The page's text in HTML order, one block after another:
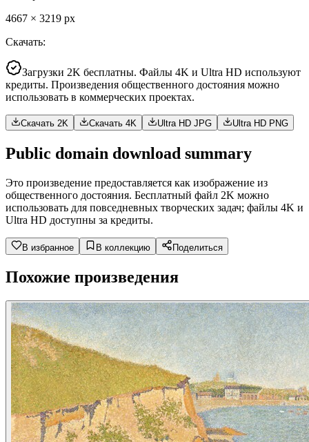
4667 × 3219 px
Скачать:
Загрузки 2K бесплатны. Файлы 4K и Ultra HD используют
кредиты. Произведения общественного достояния можно
использовать в коммерческих проектах.
Скачать 2K Скачать 4K Ultra HD JPG Ultra HD PNG
Public domain download summary
Это произведение предоставляется как изображение из
общественного достояния. Бесплатный файл 2K можно
использовать для повседневных творческих задач; файлы 4K и
Ultra HD доступны за кредиты.
В избранное В коллекцию Поделиться
Похожие произведения